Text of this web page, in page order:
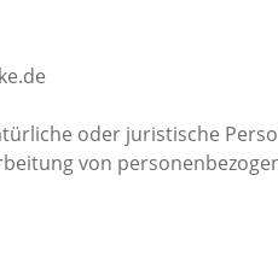
oder juristische
von